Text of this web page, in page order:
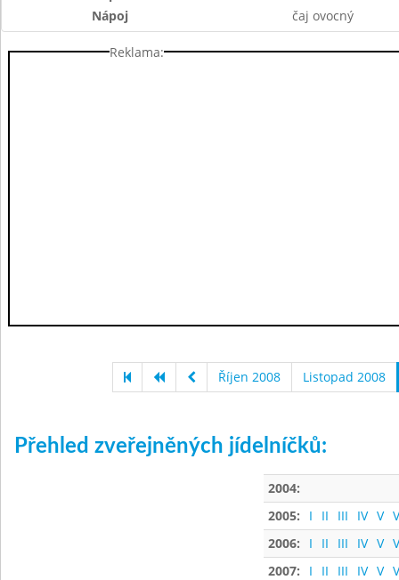
Nápoj
čaj ovocný
Reklama:
Říjen 2008 Listopad 2008
Přehled zveřejněných jídelníčků:
2004:
2005:
I II III IV V
2006:
I II III IV V
2007:
I II III IV V